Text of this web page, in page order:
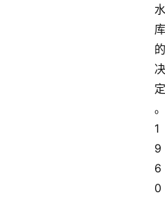
水
库
的
决
定
。
1
9
6
0